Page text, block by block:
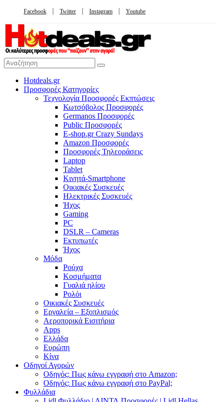
Facebook Twitter Instagram Youtube
Hotdeals.gr
Προσφορές Κατηγορίες
Τεχνολογία Προσφορές Εκπτώσεις
Κωτσόβολος Προσφορές
Germanos Προσφορές
Public Προσφορές
E-shop.gr Crazy Sundays
Amazon Προσφορές
Προσφορές Τηλεοράσεις
Laptop
Tablet
Κινητά-Smartphone
Οικιακές Συσκευές
Hλεκτρικές Συσκευές
Ήχος
Gaming
PC
DSLR – Cameras
Εκτυπωτές
Ήχος
Μόδα
Ρούχα
Κοσμήματα
Γυαλιά ηλίου
Ρολόι
Οικιακές Συσκευές
Εργαλεία – Εξοπλισμός
Αεροπορικά Εισιτήρια
Apps
Ελλάδα
Ευρώπη
Κίνα
Οδηγοί Αγορών
Οδηγός: Πως κάνω εγγραφή στο Amazon;
Οδηγός: Πως κάνω εγγραφή στο PayPal;
Φυλλάδια